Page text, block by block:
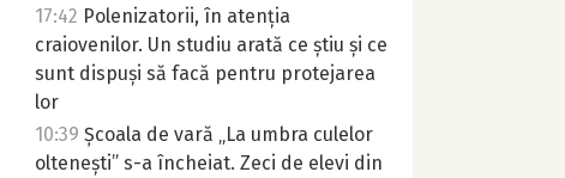
17:42 Polenizatorii, în atenția
craiovenilor. Un studiu arată ce știu și ce
sunt dispuși să facă pentru protejarea
lor
10:39 Școala de vară „La umbra culelor
oltenești” s-a încheiat. Zeci de elevi din